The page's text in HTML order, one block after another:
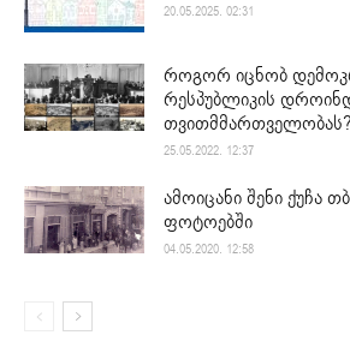
20.05.2025. 02:31
როგორ იცნობ
რესპუბლიკის
თვითმმართველობას?
25.05.2022. 12:37
ამოიცანი შენი ქუჩა
ფოტოებში
04.05.2020. 12:58